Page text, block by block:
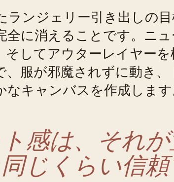
ンジェリー引き出しの
に消えることです。ニュ
してアウターレイヤーを
服が邪魔されずに動き、
キャンバスを作成します
感は、それ
じくらい信